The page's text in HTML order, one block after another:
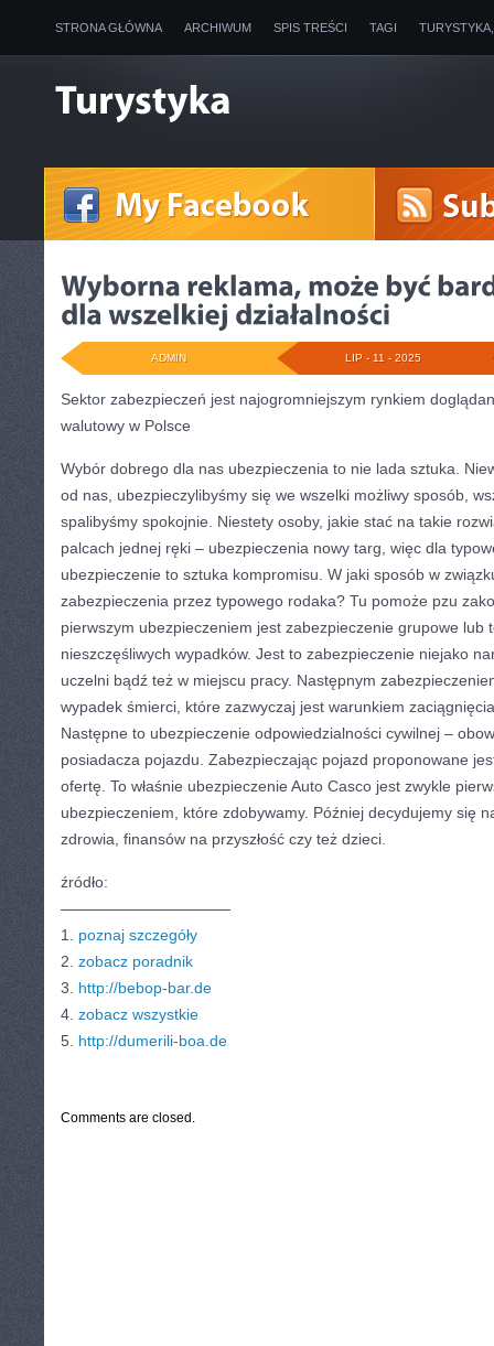
STRONA GŁÓWNA ARCHIWUM SPIS TREŚCI TAGI
LIP - 11 - 2025
ADMIN
Sektor zabezpieczeń jest najogromniejszym rynkiem
walutowy w Polsce
Wybór dobrego dla nas ubezpieczenia to nie lada sztuka.
od nas, ubezpieczylibyśmy się we wszelki możliwy sposób,
spalibyśmy spokojnie. Niestety osoby, jakie stać na takie
palcach jednej ręki – ubezpieczenia nowy targ, więc dla
ubezpieczenie to sztuka kompromisu. W jaki sposób w
zabezpieczenia przez typowego rodaka? Tu pomoże pzu
pierwszym ubezpieczeniem jest zabezpieczenie grupowe lub
nieszczęśliwych wypadków. Jest to zabezpieczenie niejako
uczelni bądź też w miejscu pracy. Następnym
wypadek śmierci, które zazwyczaj jest warunkiem
Następne to ubezpieczenie odpowiedzialności cywilnej –
posiadacza pojazdu. Zabezpieczając pojazd proponowane
ofertę. To właśnie ubezpieczenie Auto Casco jest zwykle
ubezpieczeniem, które zdobywamy. Później decydujemy się
zdrowia, finansów na przyszłość czy też dzieci.
źródło:
———————————
1. poznaj szczegóły
2. zobacz poradnik
3. http://bebop-bar.de
4. zobacz wszystkie
5. http://dumerili-boa.de
Comments are closed.